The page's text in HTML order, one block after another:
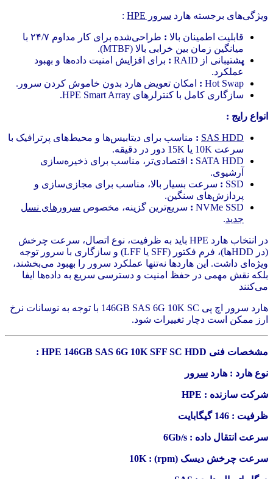
ویژگی‌های برجسته هارد سرور HPE :
قابلیت اطمینان بالا :
طراحی‌شده برای کار مداوم ۲۴/۷ با
میانگین زمان بین خرابی بالا (MTBF).
پشتیبانی از RAID : برای افزایش امنیت داده‌ها و بهبود
عملکرد.
Hot Swap
: امکان تعویض هارد بدون خاموش کردن سرور.
سازگاری کامل با کنترلرهای HPE Smart Array.
انواع رایج :
SAS HDD
: مناسب برای دیتابیس‌ها و محیط‌های پرترافیک با
سرعت 10K یا 15K دور در دقیقه.
SATA HDD
: اقتصادی‌تر، مناسب برای ذخیره‌سازی
آرشیوی.
SSD
: سرعت بسیار بالا، مناسب برای مجازی‌سازی و
پردازش‌های سنگین.
NVMe SSD
: سریع‌ترین گزینه، مخصوص سرورهای نسل
جدید.
در انتخاب هارد HPE باید به ظرفیت، نوع اتصال، سرعت چرخش
(در HDDها)، فرم فکتور (SFF یا LFF) و سازگاری با سرور توجه
ویژه‌ای داشت. این هاردها نه‌تنها عملکرد سرور را بهبود می‌بخشند،
بلکه نقش مهمی در حفظ امنیت و دسترسی سریع به داده‌ها ایفا
می‌کنند
هارد سرور اچ پی 146GB SAS 6G 10K SC با توجه به نوسانات نرخ
ارز ممکن است دچار تغییرات شود.
مشخصات فنی HPE 146GB SAS 6G 10K SFF SC HDD :
نوع هارد : هارد سرور
شرکت سازنده : HPE
ظرفیت : 146 گیگابایت
سرعت انتقال داده : 6Gb/s
سرعت چرخش دیسک (rpm) : 10K